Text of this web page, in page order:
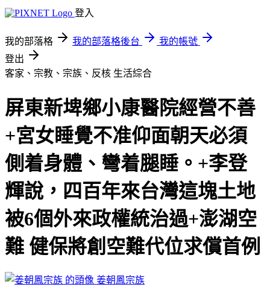
登入
我的部落格 我的部落格後台
我的帳號
登出
客家、宗教、宗族、反核 生活綜合
屏東新埤鄉小康醫院經營不善
+宮女睡覺不准仰面朝天必須
側着身體、彎着腿睡。+李登
輝說，四百年來台灣這塊土地
被6個外來政權統治過+澎湖空
難 健保將創空難代位求償首例
姜朝鳳宗族